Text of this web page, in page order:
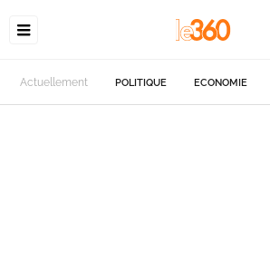
Actuellement POLITIQUE ECONOMIE